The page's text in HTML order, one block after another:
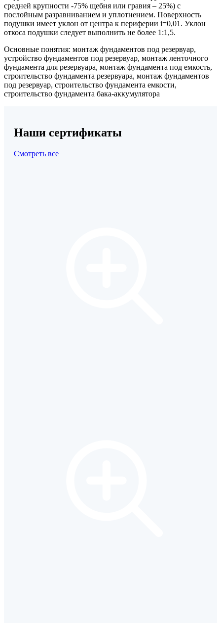
средней крупности -75% щебня или гравия – 25%) с
послойным разравниванием и уплотнением. Поверхность
подушки имеет уклон от центра к периферии i=0,01. Уклон
откоса подушки следует выполнить не более 1:1,5.
Основные понятия: монтаж фундаментов под резервуар,
устройство фундаментов под резервуар, монтаж ленточного
фундамента для резервуара, монтаж фундамента под емкость,
строительство фундамента резервуара, монтаж фундаментов
под резервуар, строительство фундамента емкости,
строительство фундамента бака-аккумулятора
Наши сертификаты
Смотреть все